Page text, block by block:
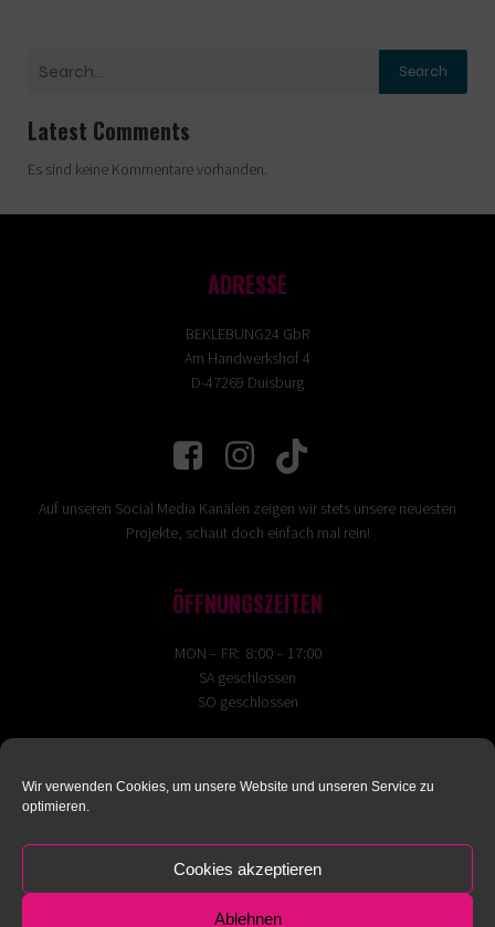
Wir verwenden Cookies, um unsere Website und unseren Service zu
optimieren.
Cookies akzeptieren
Ablehnen
Search
Latest Comments
Es sind keine Kommentare vorhanden.
ADRESSE
BEKLEBUNG24 GbR
Am Handwerkshof 4
D-47269 Duisburg
Auf unseren Social Media Kanälen zeigen wir stets unsere neuesten
Projekte, schaut doch einfach mal rein!
ÖFFNUNGSZEITEN
MON – FR: 8:00 – 17:00
SA geschlossen
SO geschlossen